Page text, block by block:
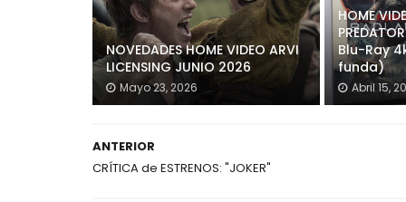
NOVEDADES HOME VIDEO ARVI
LICENSING JUNIO 2026
Mayo 23, 2026
HOME
Blu-Ray
funda)
Abril 15,
ANTERIOR
CRÍTICA de ESTRENOS: "JOKER"